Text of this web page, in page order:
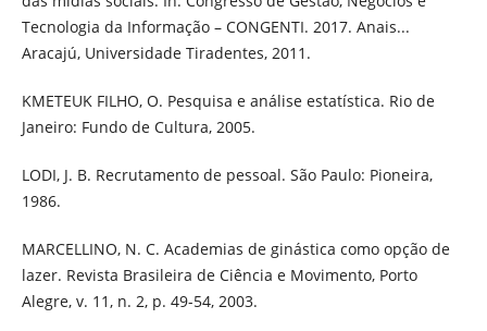
Tecnologia da Informação – CONGENTI. 2017. Anais...
Aracajú, Universidade Tiradentes, 2011.
KMETEUK FILHO, O. Pesquisa e análise estatística. Rio de
Janeiro: Fundo de Cultura, 2005.
LODI, J. B. Recrutamento de pessoal. São Paulo: Pioneira,
1986.
MARCELLINO, N. C. Academias de ginástica como opção de
lazer. Revista Brasileira de Ciência e Movimento, Porto
Alegre, v. 11, n. 2, p. 49-54, 2003.